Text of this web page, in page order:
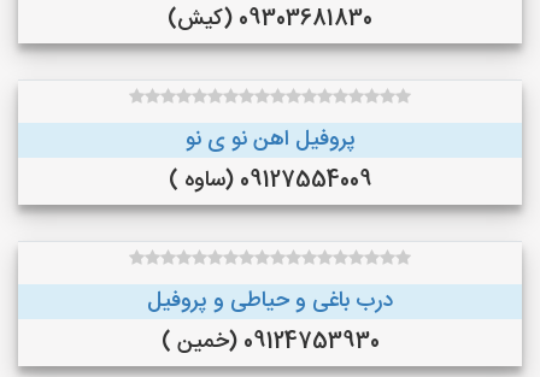
09303681830 (کیش)
پروفیل اهن نو ی نو
09127554009 (ساوه )
درب باغی و حیاطی و پروفیل
09124753930 (خمین )